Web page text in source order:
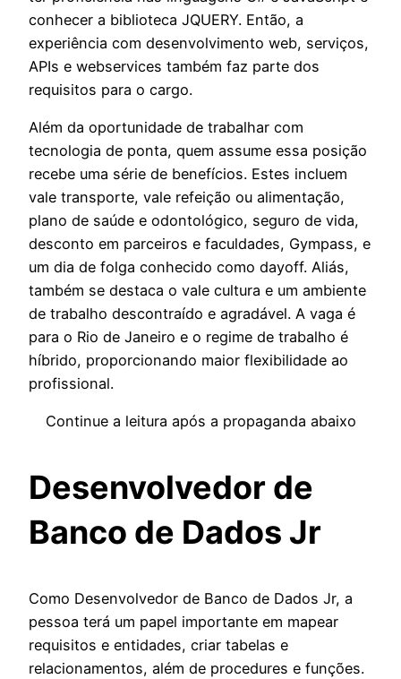
conhecer a biblioteca JQUERY. Então, a
experiência com desenvolvimento web, serviços,
APIs e webservices também faz parte dos
requisitos para o cargo.
Além da oportunidade de trabalhar com
tecnologia de ponta, quem assume essa posição
recebe uma série de benefícios. Estes incluem
vale transporte, vale refeição ou alimentação,
plano de saúde e odontológico, seguro de vida,
desconto em parceiros e faculdades, Gympass, e
um dia de folga conhecido como dayoff. Aliás,
também se destaca o vale cultura e um ambiente
de trabalho descontraído e agradável. A vaga é
para o Rio de Janeiro e o regime de trabalho é
híbrido, proporcionando maior flexibilidade ao
profissional.
Continue a leitura após a propaganda abaixo
Desenvolvedor de
Banco de Dados Jr
Como Desenvolvedor de Banco de Dados Jr, a
pessoa terá um papel importante em mapear
requisitos e entidades, criar tabelas e
relacionamentos, além de procedures e funções.